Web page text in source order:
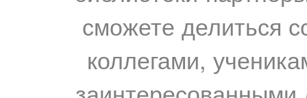
сможете делиться
коллегами,